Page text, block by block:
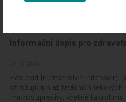
Informační dopis pro
Paxlovid (nirmatrelvir; ritonavir):
ohrožujících až fatálních
imunosupresivy, včetně takrolimu